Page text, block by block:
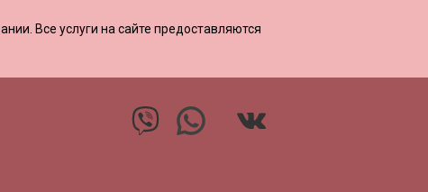
Все услуги на сайте предоставляются